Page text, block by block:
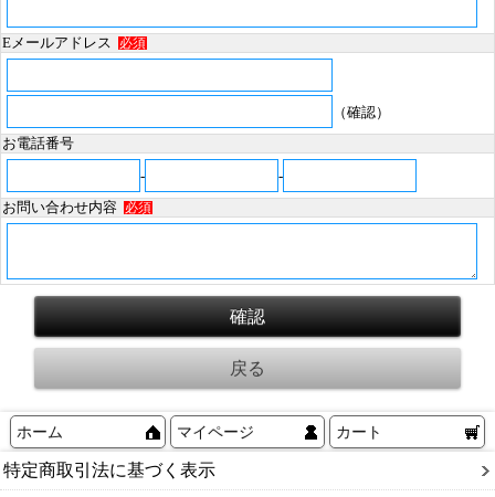
Eメールアドレス 必須
（確認）
お電話番号
-
-
お問い合わせ内容
必須
ホーム マイページ カート
特定商取引法に基づく表示